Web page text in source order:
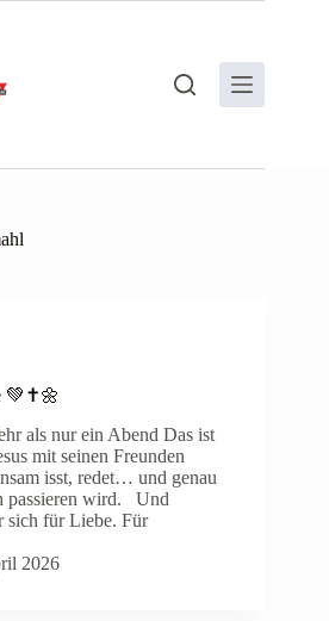
💚✝️🌼
als nur ein Abend Das ist
mit seinen Freunden
isst, redet… und genau
passieren wird. Und
sich für Liebe. Für
2026